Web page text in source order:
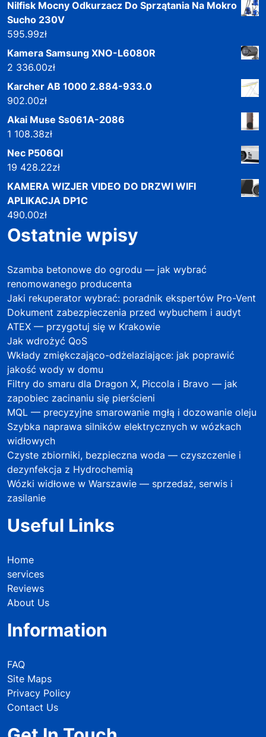
Nilfisk Mocny Odkurzacz Do Sprzątania Na Mokro
Sucho 230V
595.99zł
Kamera Samsung XNO-L6080R
2 336.00zł
Karcher AB 1000 2.884-933.0
902.00zł
Akai Muse Ss061A-2086
1 108.38zł
Nec P506Ql
19 428.22zł
KAMERA WIZJER VIDEO DO DRZWI WIFI
APLIKACJA DP1C
490.00zł
Ostatnie wpisy
Szamba betonowe do ogrodu — jak wybrać
renomowanego producenta
Jaki rekuperator wybrać: poradnik ekspertów Pro-Vent
Dokument zabezpieczenia przed wybuchem i audyt
ATEX — przygotuj się w Krakowie
Jak wdrożyć QoS
Wkłady zmiękczająco-odżelaziające: jak poprawić
jakość wody w domu
Filtry do smaru dla Dragon X, Piccola i Bravo — jak
zapobiec zacinaniu się pierścieni
MQL — precyzyjne smarowanie mgłą i dozowanie oleju
Szybka naprawa silników elektrycznych w wózkach
widłowych
Czyste zbiorniki, bezpieczna woda — czyszczenie i
dezynfekcja z Hydrochemią
Wózki widłowe w Warszawie — sprzedaż, serwis i
zasilanie
Useful Links
Home
services
Reviews
About Us
Information
FAQ
Site Maps
Privacy Policy
Contact Us